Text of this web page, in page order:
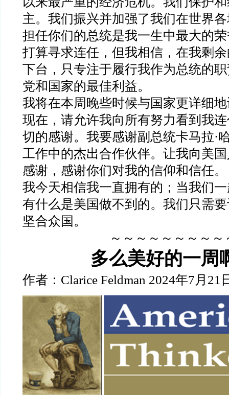
主。我们振兴并加强了我们在世界
担任你们的总统是我一生中最大的
打算寻求连任，但我相信，在我剩
下台，只专注于履行我作为总统的
党和国家的最佳利益。
我将在本周晚些时候与国家更详细
现在，请允许我向所有努力看到我
切的感谢。我要感谢副总统卡马拉·
工作中的杰出合作伙伴。让我向美
感谢，感谢你们对我的信仰和信任。
我今天相信我一直拥有的；当我们
有什么是美国做不到的。我们只需
坚合众国。
～～～～～～～～～
多么美好的一周
作者：Clarice Feldman 2024年7月21